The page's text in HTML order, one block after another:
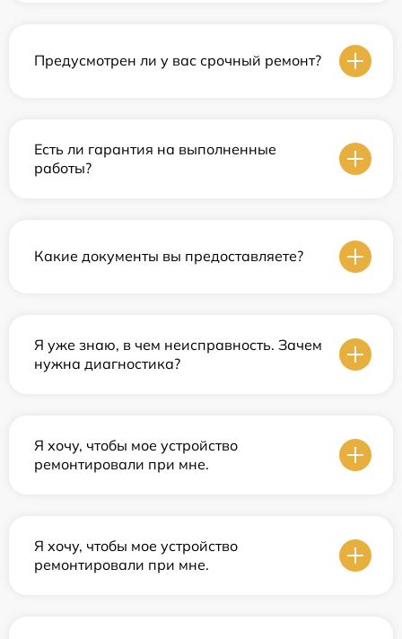
Предусмотрен ли у вас срочный ремонт?
Есть ли гарантия на выполненные
работы?
Какие документы вы предоставляете?
Я уже знаю, в чем неисправность. Зачем
нужна диагностика?
Я хочу, чтобы мое устройство
ремонтировали при мне.
Я хочу, чтобы мое устройство
ремонтировали при мне.